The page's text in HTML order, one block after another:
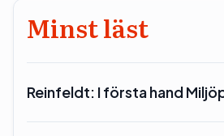
Minst läst
Reinfeldt: I första hand